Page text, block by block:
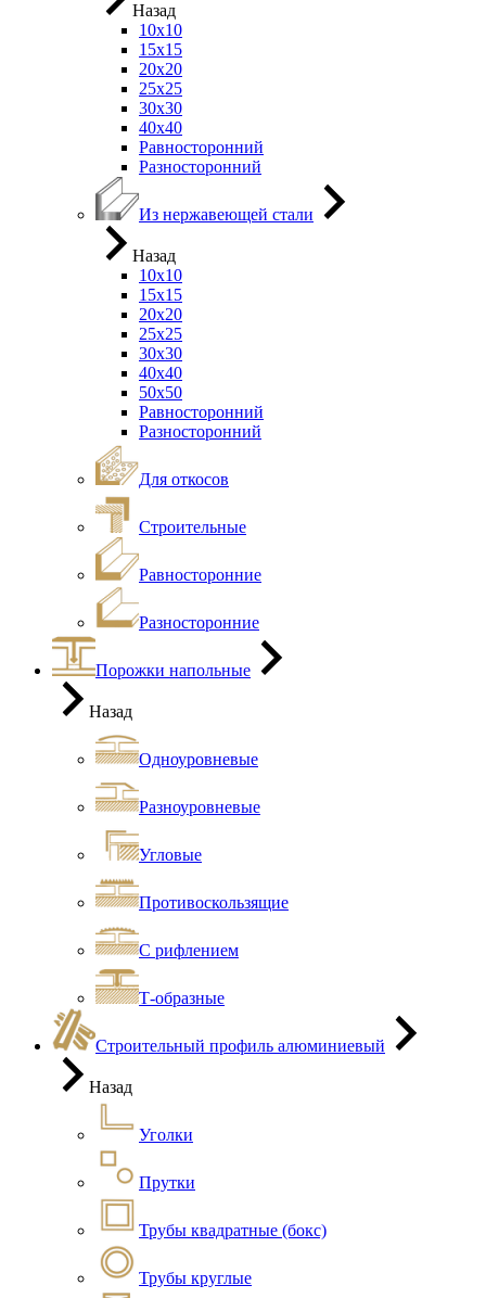
Назад
10х10
15х15
20х20
25х25
30х30
40х40
Равносторонний
Разносторонний
Из нержавеющей стали
Назад
10х10
15х15
20х20
25х25
30х30
40х40
50х50
Равносторонний
Разносторонний
Для откосов
Строительные
Равносторонние
Разносторонние
Порожки напольные
Назад
Одноуровневые
Разноуровневые
Угловые
Противоскользящие
С рифлением
Т-образные
Строительный профиль алюминиевый
Назад
Уголки
Прутки
Трубы квадратные (бокс)
Трубы круглые